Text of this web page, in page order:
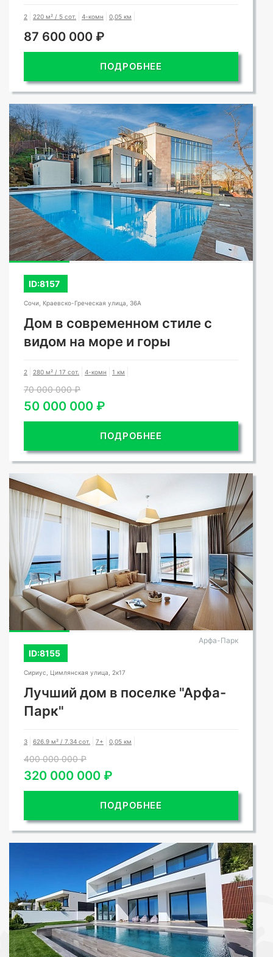
2 220 м² / 5 сот. 4-комн 0,05 км
87 600 000 ₽
ПОДРОБНЕЕ
ID:8157
Сочи, Краевско-Греческая улица, 36А
Дом в современном стиле с
видом на море и горы
2 280 м² / 17 сот. 4-комн 1 км
70 000 000 ₽
50 000 000 ₽
ПОДРОБНЕЕ
ID:8155
Арфа-Парк
Сириус, Цимлянская улица, 2к17
Лучший дом в поселке "Арфа-
Парк"
3 626.9 м² / 7.34 сот. 7+ 0,05 км
400 000 000 ₽
320 000 000 ₽
ПОДРОБНЕЕ